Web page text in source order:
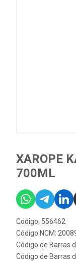
XAROPE
700ML
Código: 556462
Código NCM:
Código de Barras
Código de Barras